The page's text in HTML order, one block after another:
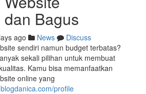
Bagus
ago News
Discuss
sendiri namun budget terbatas?
sekali pilihan untuk membuat
Kamu bisa memanfaatkan
online yang
profile